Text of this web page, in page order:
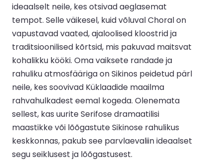
ideaalselt neile, kes otsivad aeglasemat
tempot. Selle väikesel, kuid võluval Choral on
vapustavad vaated, ajaloolised kloostrid ja
traditsioonilised kõrtsid, mis pakuvad maitsvat
kohalikku kööki. Oma vaiksete randade ja
rahuliku atmosfääriga on Sikinos peidetud pärl
neile, kes soovivad Küklaadide maailma
rahvahulkadest eemal kogeda. Olenemata
sellest, kas uurite Serifose dramaatilisi
maastikke või lõõgastute Sikinose rahulikus
keskkonnas, pakub see parvlaevaliin ideaalset
segu seiklusest ja lõõgastusest.